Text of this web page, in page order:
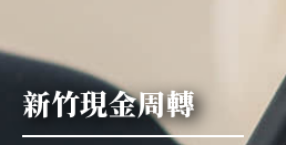
新竹現金周轉